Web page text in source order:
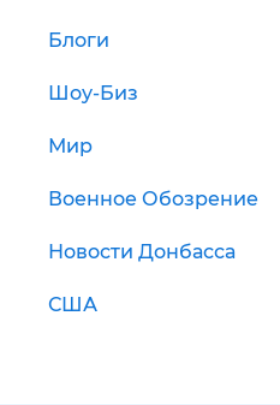
Блоги
Шоу-Биз
Мир
Военное Обозрение
Новости Донбасса
США